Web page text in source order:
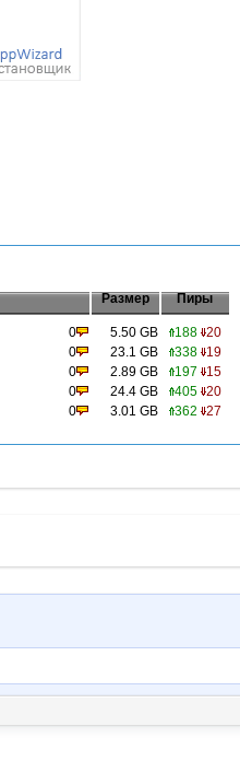
Размер Пиры
0 5.50 GB 188 20
0 23.1 GB 338 19
0 2.89 GB 197
15
0 24.4 GB 405 20
0 3.01 GB 362 27